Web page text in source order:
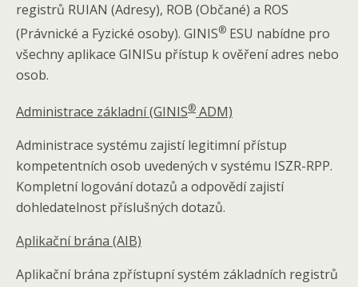
registrů RUIAN (Adresy), ROB (Občané) a ROS
(Právnické a Fyzické osoby). GINIS® ESU nabídne pro
všechny aplikace GINISu přístup k ověření adres nebo
osob.
Administrace základní (GINIS® ADM)
Administrace systému zajistí legitimní přístup
kompetentních osob uvedených v systému ISZR-RPP.
Kompletní logování dotazů a odpovědí zajistí
dohledatelnost příslušných dotazů.
Aplikační brána (AIB)
Aplikační brána zpřístupní systém základních registrů